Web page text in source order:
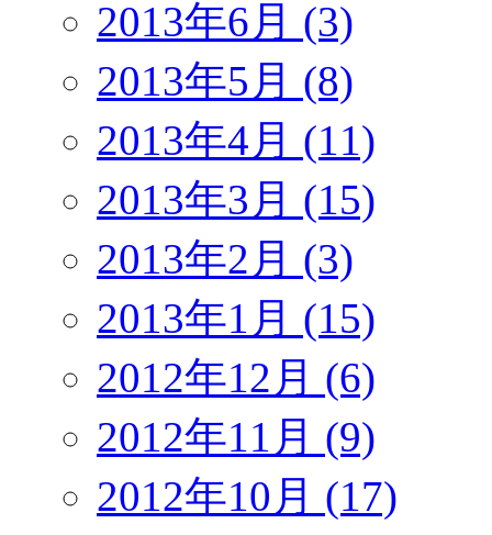
2013年6月 (3)
2013年5月 (8)
2013年4月 (11)
2013年3月 (15)
2013年2月 (3)
2013年1月 (15)
2012年12月 (6)
2012年11月 (9)
2012年10月 (17)